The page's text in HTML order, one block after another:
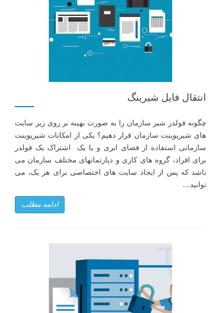
انتقال فایل شیرینگ
چگونه فولدر شیر سازمان را به صورت بهینه بر روی زیر سایت
های شیرپوینت سازمان قرار دهیم؟ یکی از امکانات شیرپوینت
سازمانی استفاده از فضای ابری و یا یک اشتراک یک فولدر
برای افراد، گروه های کاری و دپارتمانهای مختلف سازمان می
باشد که پس از ایجاد سایت های اختصاصی برای هر یک، می
توانید…
ادامه مطلب